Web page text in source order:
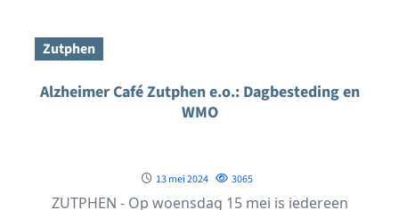
Zutphen
Alzheimer Café Zutphen e.o.: Dagbesteding en
WMO
13 mei 2024 3065
ZUTPHEN - Op woensdag 15 mei is iedereen